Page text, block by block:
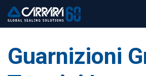
Guarnizioni